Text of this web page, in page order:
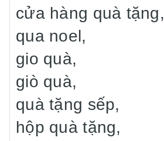
cửa hàng quà tặng,
qua noel,
gio quà,
giò quà,
quà tặng sếp,
hộp quà tặng,